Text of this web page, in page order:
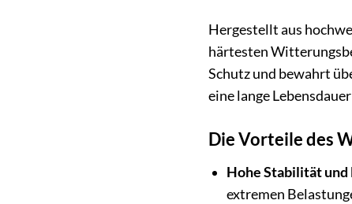
Hergestellt aus
härtesten
Schutz und bewahrt
eine lange
Die Vorteile des
Hohe Stabilität
extremen